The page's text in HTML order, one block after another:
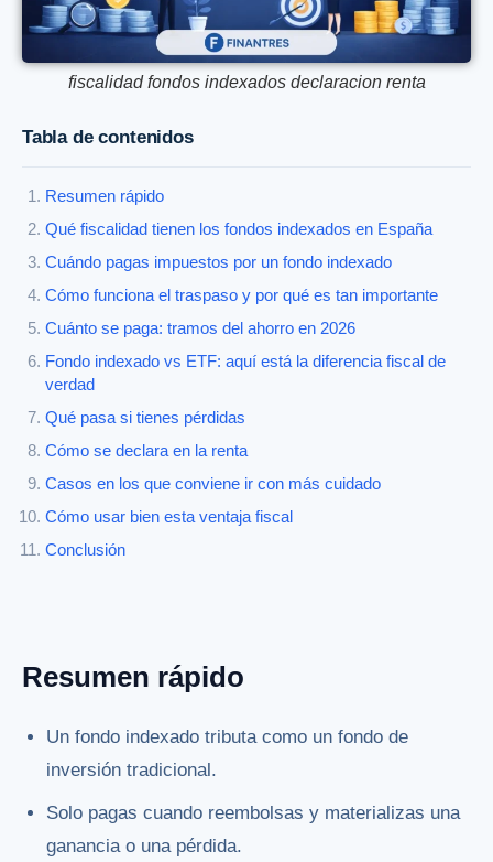
fiscalidad fondos indexados declaracion renta
Tabla de contenidos
Resumen rápido
Qué fiscalidad tienen los fondos indexados en España
Cuándo pagas impuestos por un fondo indexado
Cómo funciona el traspaso y por qué es tan importante
Cuánto se paga: tramos del ahorro en 2026
Fondo indexado vs ETF: aquí está la diferencia fiscal de
verdad
Qué pasa si tienes pérdidas
Cómo se declara en la renta
Casos en los que conviene ir con más cuidado
Cómo usar bien esta ventaja fiscal
Conclusión
Resumen rápido
Un fondo indexado tributa como un fondo de
inversión tradicional.
Solo pagas cuando reembolsas y materializas una
ganancia o una pérdida.